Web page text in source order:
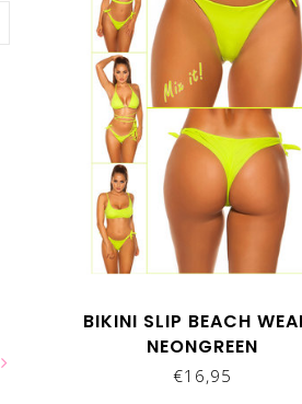
BIKINI SLIP BEACH
NEONGREEN
€16,95